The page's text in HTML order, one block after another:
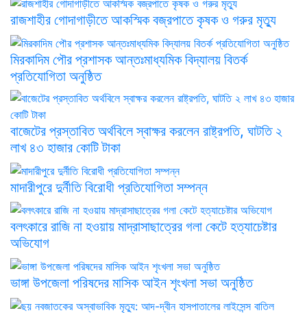
রাজশাহীর গোদাগাড়ীতে আকস্মিক বজ্রপাতে কৃষক ও গরুর মৃত্যু
মিরকাদিম পৌর প্রশাসক আন্তঃমাধ্যমিক বিদ্যালয় বিতর্ক
প্রতিযোগিতা অনুষ্ঠিত
বাজেটের প্রস্তাবিত অর্থবিলে স্বাক্ষর করলেন রাষ্ট্রপতি, ঘাটতি ২
লাখ ৪৩ হাজার কোটি টাকা
মাদারীপুরে দুর্নীতি বিরোধী প্রতিযোগিতা সম্পন্ন
বলৎকারে রাজি না হওয়ায় মাদ্রাসাছাত্রের গলা কেটে হত্যাচেষ্টার
অভিযোগ
ভাঙ্গা উপজেলা পরিষদের মাসিক আইন শৃংখলা সভা অনুষ্ঠিত